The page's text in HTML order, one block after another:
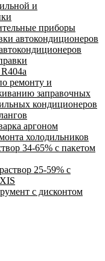
и
приборы
автокондиционеров
ремонту и
заправочных
кондиционеров
аргоном
холодильников
34-65% с пакетом
25-59% с
с дисконтом